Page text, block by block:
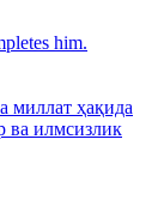
him.
миллат ҳақида
ва илмсизлик